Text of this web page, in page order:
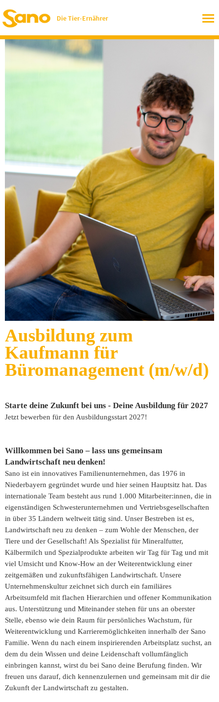
Die Tier-Ernährer
Ausbildung zum
Kaufmann für
Büromanagement (m/w/d)
Starte deine Zukunft bei uns - Deine Ausbildung für 2027
Jetzt bewerben für den Ausbildungsstart 2027!
Willkommen bei Sano – lass uns gemeinsam
Landwirtschaft neu denken!
Sano ist ein innovatives Familienunternehmen, das 1976 in
Niederbayern gegründet wurde und hier seinen Hauptsitz hat. Das
internationale Team besteht aus rund 1.000 Mitarbeiter:innen, die in
eigenständigen Schwesterunternehmen und Vertriebsgesellschaften
in über 35 Ländern weltweit tätig sind. Unser Bestreben ist es,
Landwirtschaft neu zu denken – zum Wohle der Menschen, der
Tiere und der Gesellschaft! Als Spezialist für Mineralfutter,
Kälbermilch und Spezialprodukte arbeiten wir Tag für Tag und mit
viel Umsicht und Know-How an der Weiterentwicklung einer
zeitgemäßen und zukunftsfähigen Landwirtschaft. Unsere
Unternehmenskultur zeichnet sich durch ein familiäres
Arbeitsumfeld mit flachen Hierarchien und offener Kommunikation
aus. Unterstützung und Miteinander stehen für uns an oberster
Stelle, ebenso wie dein Raum für persönliches Wachstum, für
Weiterentwicklung und Karrieremöglichkeiten innerhalb der Sano
Familie. Wenn du nach einem inspirierenden Arbeitsplatz suchst, an
dem du dein Wissen und deine Leidenschaft vollumfänglich
einbringen kannst, wirst du bei Sano deine Berufung finden. Wir
freuen uns darauf, dich kennenzulernen und gemeinsam mit dir die
Zukunft der Landwirtschaft zu gestalten.